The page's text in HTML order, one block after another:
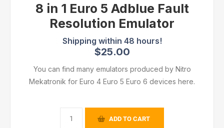
8 in 1 Euro 5 Adblue Fault
Resolution Emulator
$25.00
You can find many emulators produced by Nitro
Mekatronik for Euro 4 Euro 5 Euro 6 devices here.
ADD TO CART